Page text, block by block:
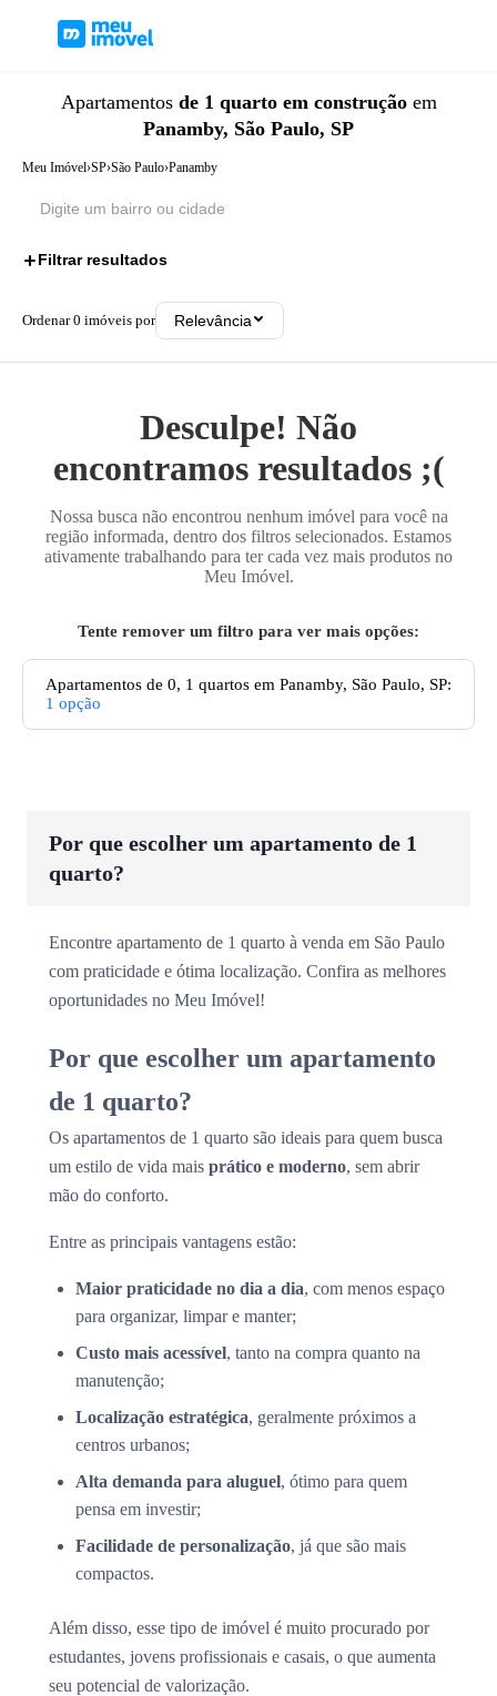
Apartamentos de 1 quarto em construção em
Panamby, São Paulo, SP
Meu Imóvel›SP›São Paulo›Panamby
Filtrar resultados
Ordenar0 imóveis por Relevância
Desculpe! Não
encontramos resultados ;(
Nossa busca não encontrou nenhum imóvel para você na
região informada, dentro dos filtros selecionados. Estamos
ativamente trabalhando para ter cada vez mais produtos no
Meu Imóvel.
Tente remover um filtro para ver mais opções:
Apartamentos de 0, 1 quartos em Panamby, São Paulo, SP:
1 opção
Por que escolher um apartamento de 1
quarto?
Encontre apartamento de 1 quarto à venda em São Paulo
com praticidade e ótima localização. Confira as melhores
oportunidades no Meu Imóvel!
Por que escolher um apartamento
de 1 quarto?
Os apartamentos de 1 quarto são ideais para quem busca
um estilo de vida mais prático e moderno, sem abrir
mão do conforto.
Entre as principais vantagens estão:
Maior praticidade no dia a dia, com menos espaço
para organizar, limpar e manter;
Custo mais acessível, tanto na compra quanto na
manutenção;
Localização estratégica, geralmente próximos a
centros urbanos;
Alta demanda para aluguel, ótimo para quem
pensa em investir;
Facilidade de personalização, já que são mais
compactos.
Além disso, esse tipo de imóvel é muito procurado por
estudantes, jovens profissionais e casais, o que aumenta
seu potencial de valorização.